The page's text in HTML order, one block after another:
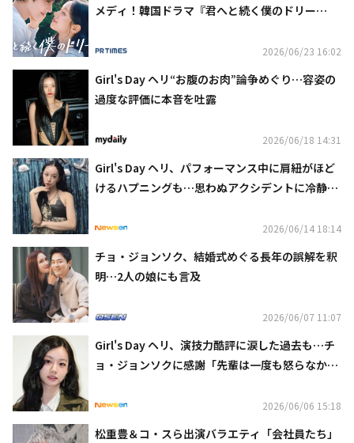
メディ！韓国ドラマ『君へと続く僕のドリー
日本初・本国同時で独占見放題配信決定2026/06/23 16:02
Girl's Day ヘリ“お腹のお肉”論争めぐり…容姿の
過度な評価に本音を吐露
2026/06/18 14:31
Girl's Day ヘリ、パフォーマンス中に肩紐がほど
けるハプニングも…思わぬアクシデントに冷静な
2026/06/14 18:14
チョ・ジョンソク、結婚式めぐる長年の誤解を釈
明…2人の娘にも言及
2026/06/07 11:07
Girl's Day ヘリ、演技力酷評に涙した過去も…チ
ョ・ジョンソクに感謝「先輩は一度も怒らなかっ
2026/06/06 15:18
松重豊＆コ・スら出演バラエティ「会社員たち」